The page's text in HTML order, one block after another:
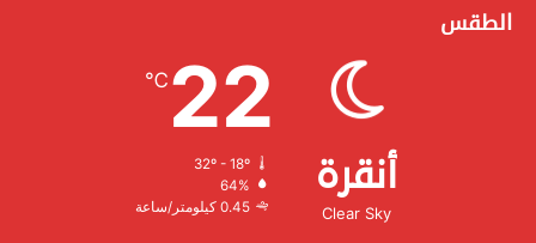
الطقس
أنقرة
Clear Sky
22
℃
32º - 18º
الرطوبة:
الرياح:0.45 كيلومتر/ساعة